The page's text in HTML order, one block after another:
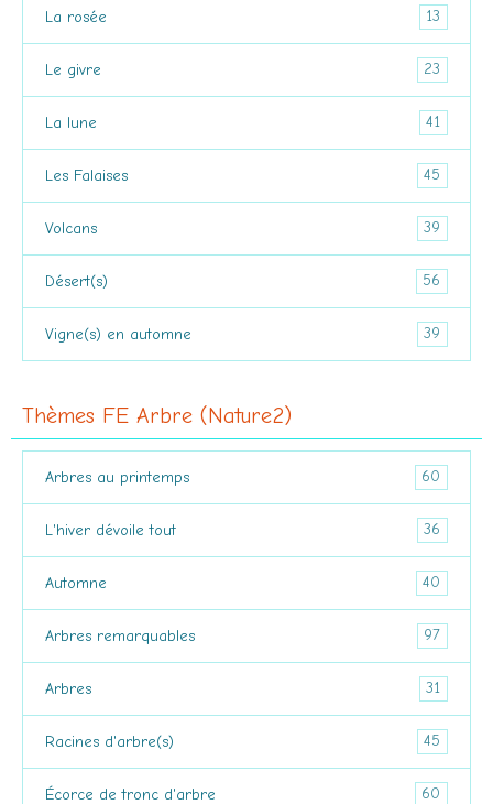
La rosée 13
Le givre 23
La lune 41
Les Falaises 45
Volcans 39
Désert(s) 56
Vigne(s) en automne 39
Thèmes FE Arbre (Nature2)
Arbres au printemps 60
L'hiver dévoile tout 36
Automne 40
Arbres remarquables 97
Arbres 31
Racines d'arbre(s) 45
Écorce de tronc d'arbre 60